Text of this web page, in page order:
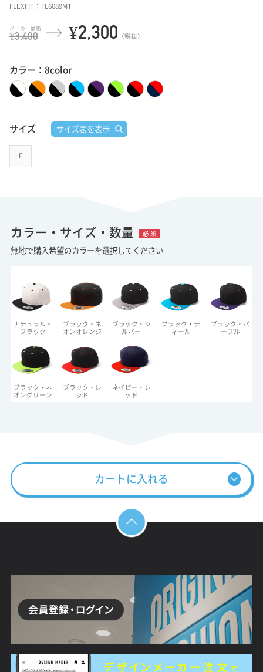
FLEXFIT：FL6089MT
¥3,400 ¥2,300 （税抜）
カラー：8color
サイズ サイズ表を表示
F
カラー・サイズ・数量 必 須
無地で購入希望のカラーを選択してください
ナチュラル・
ブラック
ブラック・ネ
オンオレンジ
ブラック・シ
ルバー
ブラック・テ
ィール
ブラック・パ
ープル
ブラック・ネ
オングリーン
ブラック・レ
ッド
ネイビー・レ
ッド
カートに入れる